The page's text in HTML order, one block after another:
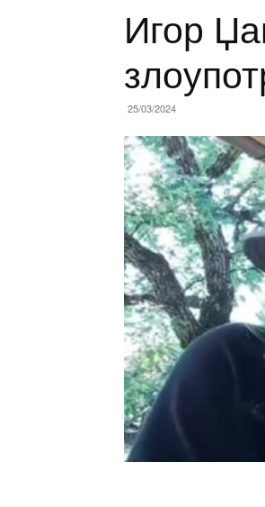
Игор
25/03/2024